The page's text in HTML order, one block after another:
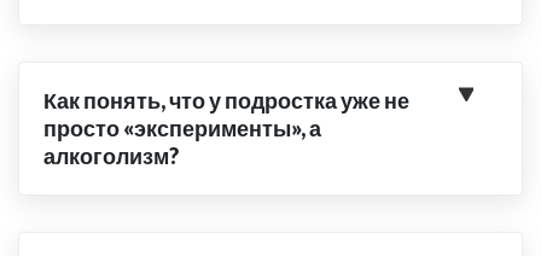
Как понять, что у подростка уже не
просто «эксперименты», а
алкоголизм?